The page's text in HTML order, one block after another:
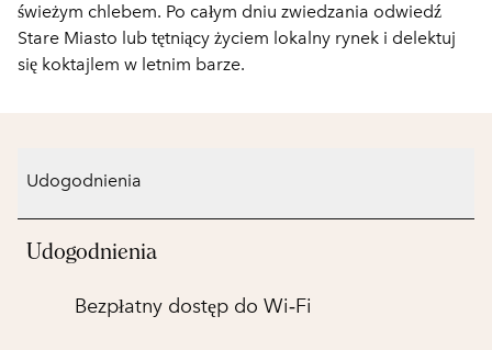
świeżym chlebem. Po całym dniu zwiedzania odwiedź
Stare Miasto lub tętniący życiem lokalny rynek i delektuj
się koktajlem w letnim barze.
Udogodnienia
Udogodnienia
Bezpłatny dostęp do Wi‑Fi